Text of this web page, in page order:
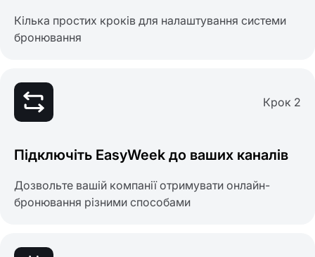
Кілька простих кроків для налаштування системи
бронювання
Крок 2
Підключіть EasyWeek до ваших каналів
Дозвольте вашій компанії отримувати онлайн-
бронювання різними способами